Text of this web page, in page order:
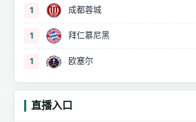
1 成都蓉城
1 拜仁慕尼黑
1 欧塞尔
直播入口